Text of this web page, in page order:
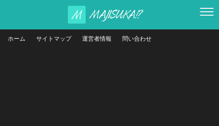
ホーム サイトマップ 運営者情報 問い合わせ